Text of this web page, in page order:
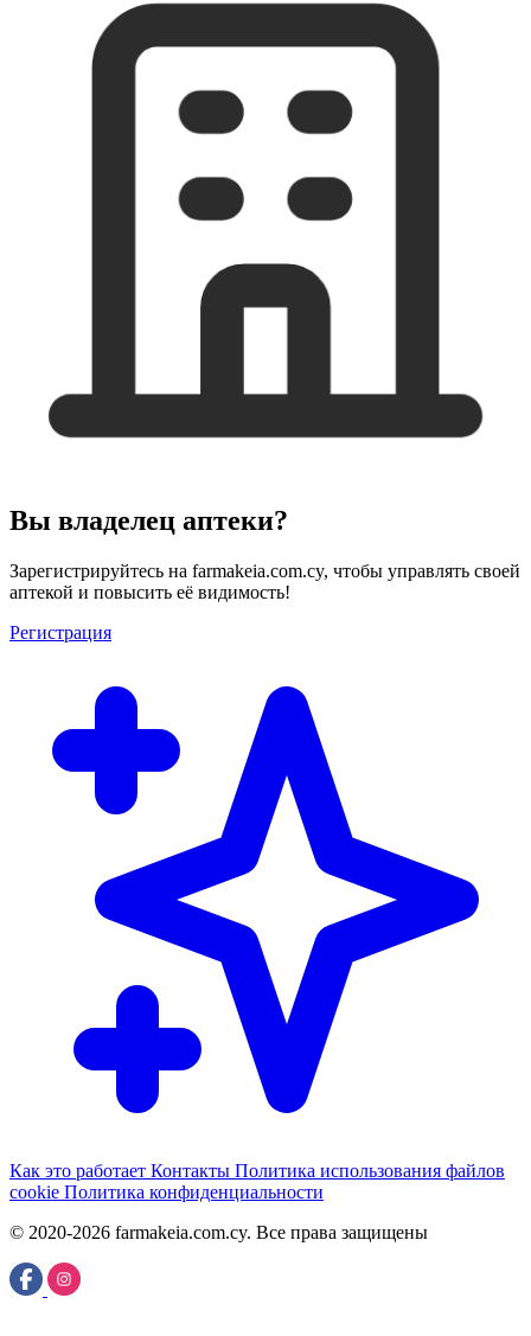
Вы владелец аптеки?
Зарегистрируйтесь на farmakeia.com.cy, чтобы управлять своей
аптекой и повысить её видимость!
Регистрация
Как это работает Контакты Политика использования файлов
cookie Политика конфиденциальности
© 2020-2026 farmakeia.com.cy. Все права защищены